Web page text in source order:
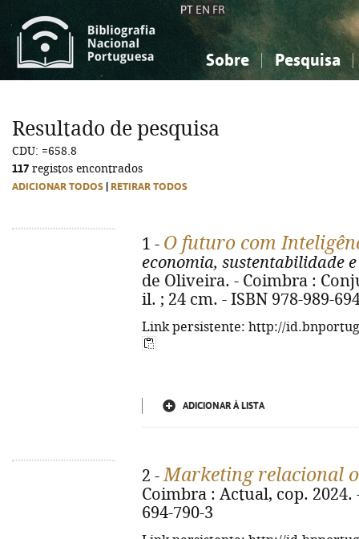
PT EN FR
Sobre Pesquisa
Ciências sociais...
Ciências sociais...
Resultado de pesquisa
CDU: =658.8
117 registos encontrados
ADICIONAR TODOS RETIRAR TODOS
1 - O futuro com
economia, sustentabilidade
de Oliveira. - Coimbra :
il. ; 24 cm. - ISBN 978-989-
Link persistente: http://
ADICIONAR À LISTA
2 -Marketing relacional
Coimbra : Actual, cop. 2024.
694-790-3